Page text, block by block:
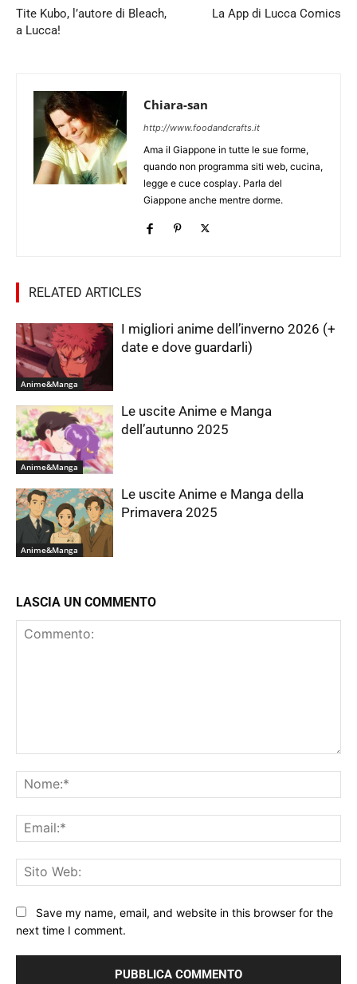
Tite Kubo, l’autore di Bleach,
a Lucca!
La App di Lucca Comics
Chiara-san
http://www.foodandcrafts.it
Ama il Giappone in tutte le sue forme,
quando non programma siti web, cucina,
legge e cuce cosplay. Parla del
Giappone anche mentre dorme.
RELATED ARTICLES
Anime&Manga
I migliori anime dell’inverno 2026 (+
date e dove guardarli)
Anime&Manga
Le uscite Anime e Manga
dell’autunno 2025
Anime&Manga
Le uscite Anime e Manga della
Primavera 2025
LASCIA UN COMMENTO
Save my name, email, and website in this browser for the
next time I comment.